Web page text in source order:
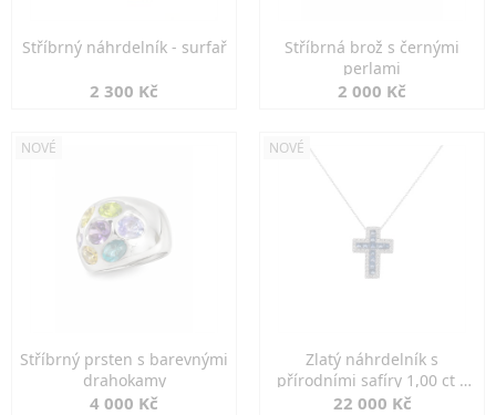
Stříbrný náhrdelník - surfař
2 300 Kč
Stříbrná brož s černými
perlami
2 000 Kč
NOVÉ
Stříbrný prsten s barevnými
drahokamy
4 000 Kč
NOVÉ
Zlatý náhrdelník s
přírodními safíry 1,00 ct a
diamanty
22 000 Kč